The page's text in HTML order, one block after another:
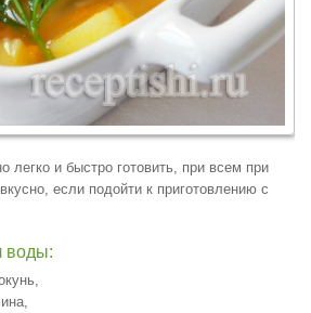
легко и быстро готовить, при всем при
если подойти к приготовлению с
воды: